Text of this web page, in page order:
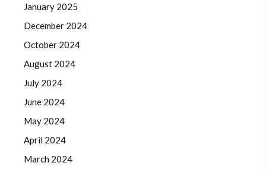
January 2025
December 2024
October 2024
August 2024
July 2024
June 2024
May 2024
April 2024
March 2024